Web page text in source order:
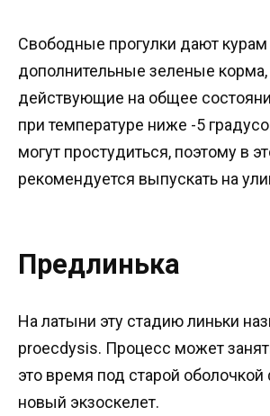
Свободные прогулки дают курам
дополнительные зеленые корма,
действующие на общее
при температуре ниже -5
могут простудиться, поэтому в
рекомендуется выпускать на
Предлинька
На латыни эту стадию линьки
proecdysis. Процесс может
это время под старой
новый экзоскелет.